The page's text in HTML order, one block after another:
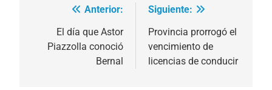
Navegación
Anterior:
El día que Astor
Piazzolla conoció
Bernal
Siguiente:
Provincia prorrogó el
vencimiento de
licencias de conducir